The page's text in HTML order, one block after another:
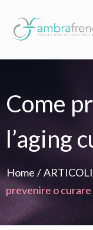
Come
l’aging
Home /
prevenire o curare